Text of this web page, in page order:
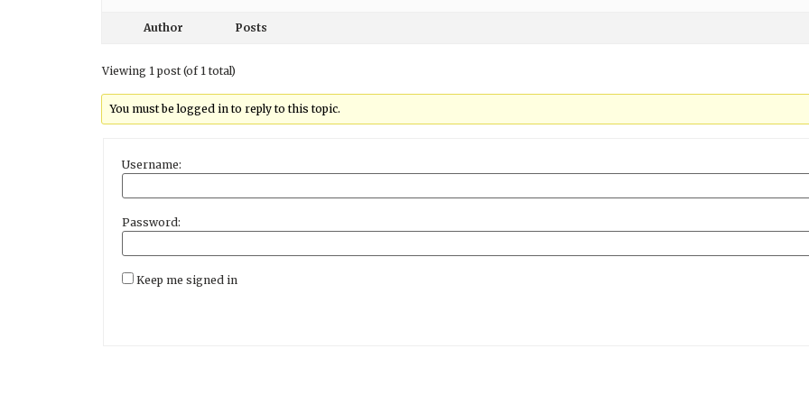
Author Posts
Viewing 1 post (of 1 total)
You must be logged in to reply to this topic.
Username:
Password:
Keep me signed in